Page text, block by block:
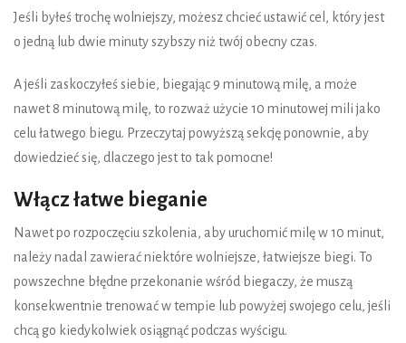
Jeśli byłeś trochę wolniejszy, możesz chcieć ustawić cel, który jest
o jedną lub dwie minuty szybszy niż twój obecny czas.
A jeśli zaskoczyłeś siebie, biegając 9 minutową milę, a może
nawet 8 minutową milę, to rozważ użycie 10 minutowej mili jako
celu łatwego biegu. Przeczytaj powyższą sekcję ponownie, aby
dowiedzieć się, dlaczego jest to tak pomocne!
Włącz łatwe bieganie
Nawet po rozpoczęciu szkolenia, aby uruchomić milę w 10 minut,
należy nadal zawierać niektóre wolniejsze, łatwiejsze biegi. To
powszechne błędne przekonanie wśród biegaczy, że muszą
konsekwentnie trenować w tempie lub powyżej swojego celu, jeśli
chcą go kiedykolwiek osiągnąć podczas wyścigu.